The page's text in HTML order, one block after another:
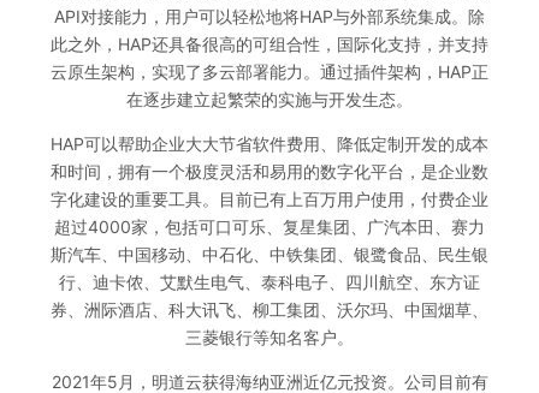
API对接能力，用户可以轻松地将HAP与外部系统集成。除
此之外，HAP还具备很高的可组合性，国际化支持，并支持
云原生架构，实现了多云部署能力。通过插件架构，HAP正
在逐步建立起繁荣的实施与开发生态。
HAP可以帮助企业大大节省软件费用、降低定制开发的成本
和时间，拥有一个极度灵活和易用的数字化平台，是企业数
字化建设的重要工具。目前已有上百万用户使用，付费企业
超过4000家，包括可口可乐、复星集团、广汽本田、赛力
斯汽车、中国移动、中石化、中铁集团、银鹭食品、民生银
行、迪卡侬、艾默生电气、泰科电子、四川航空、东方证
券、洲际酒店、科大讯飞、柳工集团、沃尔玛、中国烟草、
三菱银行等知名客户。
2021年5月，明道云获得海纳亚洲近亿元投资。公司目前有